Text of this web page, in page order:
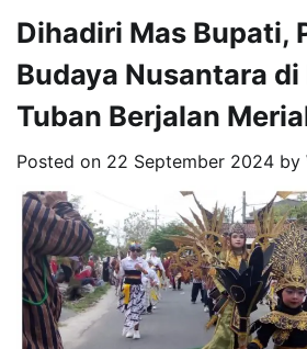
Dihadiri Mas Bupati,
Budaya Nusantara
Tuban Berjalan
Posted on 22 September 2024 by